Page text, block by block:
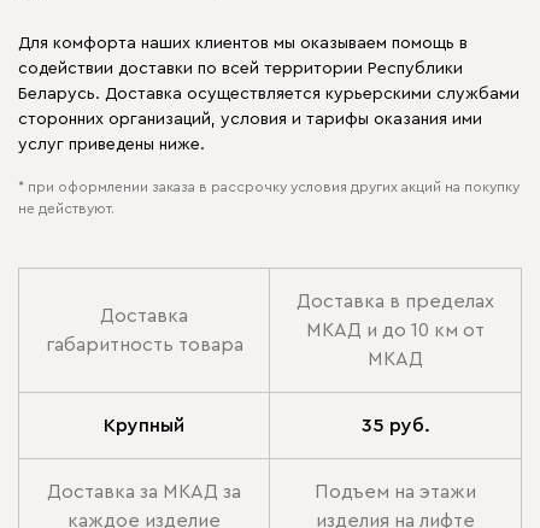
Для комфорта наших клиентов мы оказываем помощь в
содействии доставки по всей территории Республики
Беларусь. Доставка осуществляется курьерскими службами
сторонних организаций, условия и тарифы оказания ими
услуг приведены ниже.
* при оформлении заказа в рассрочку условия других акций на покупку
не действуют.
Доставка
габаритность товара
Доставка в пределах
МКАД и до 10 км от
МКАД
Крупный 35 руб.
Доставка за МКАД за
каждое изделие
Подъем на этажи
изделия на лифте